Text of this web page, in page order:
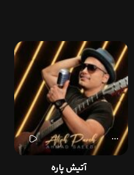
آتیش پاره